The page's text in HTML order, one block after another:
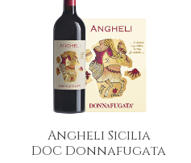
Angheli Sicilia
DOC Donnafugata